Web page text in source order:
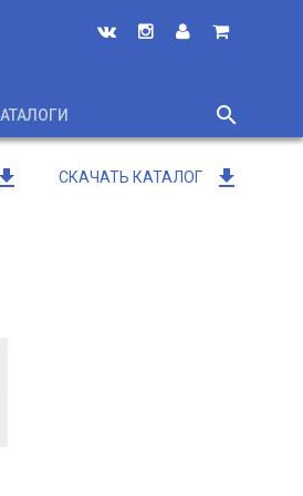
search
close
get_app СКАЧАТЬ КАТАЛОГ get_app